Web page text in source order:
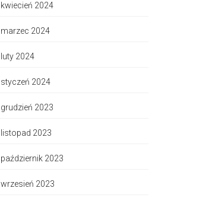
kwiecień 2024
marzec 2024
luty 2024
styczeń 2024
grudzień 2023
listopad 2023
październik 2023
wrzesień 2023